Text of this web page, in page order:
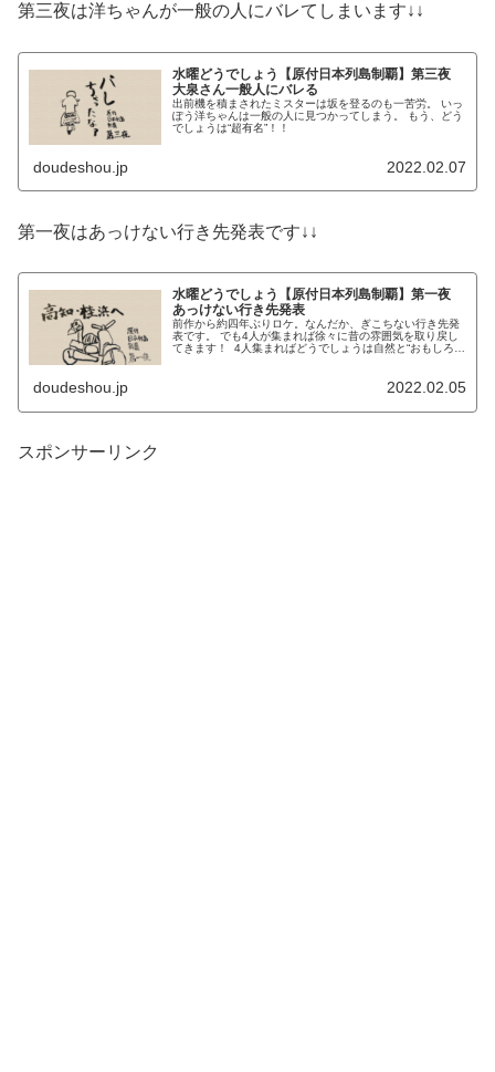
第三夜は洋ちゃんが一般の人にバレてしまいます↓↓
水曜どうでしょう【原付日本列島制覇】第三夜
大泉さん一般人にバレる
出前機を積まされたミスターは坂を登るのも一苦労。 いっ
ぽう洋ちゃんは一般の人に見つかってしまう。 もう、どう
でしょうは“超有名”！！
doudeshou.jp 2022.02.07
第一夜はあっけない行き先発表です↓↓
水曜どうでしょう【原付日本列島制覇】第一夜
あっけない行き先発表
前作から約四年ぶりロケ。なんだか、ぎこちない行き先発
表です。 でも4人が集まれば徐々に昔の雰囲気を取り戻し
てきます！ 4人集まればどうでしょうは自然と“おもしろ
doudeshou.jp 2022.02.05
スポンサーリンク